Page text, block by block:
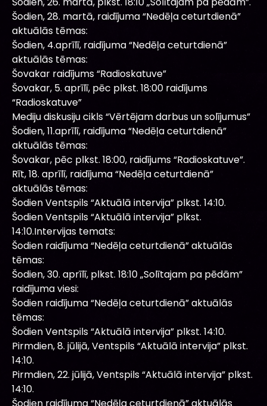
Šodien, 28. martā, raidījuma “Nedēļa ceturtdienā”
aktuālās tēmas:
Šodien, 4.aprīlī, raidījuma “Nedēļa ceturtdienā”
aktuālās tēmas:
Šovakar raidījums “Radioskatuve”
Šovakar, 5. aprīlī, pēc plkst. 18:00 raidījums
“Radioskatuve”
Mediju diskusiju cikls “Vērtējam darbus un solījumus”
Šodien, 11.aprīlī, raidījuma “Nedēļa ceturtdienā”
aktuālās tēmas:
Šovakar, pēc plkst. 18:00, raidījums “Radioskatuve”.
Rīt, 18. aprīlī, raidījuma “Nedēļa ceturtdienā”
aktuālās tēmas:
Šodien Ventspils “Aktuālā intervija” plkst. 14:10.
Šodien Ventspils “Aktuālā intervija” plkst.
14:10.Intervijas temats:
Šodien raidījuma “Nedēļa ceturtdienā” aktuālās
tēmas:
Šodien, 30. aprīlī, plkst. 18:10 „Solītajam pa pēdām”
raidījuma viesi:
Šodien raidījuma “Nedēļa ceturtdienā” aktuālās
tēmas:
Šodien Ventspils “Aktuālā intervija” plkst. 14:10.
Pirmdien, 8. jūlijā, Ventspils “Aktuālā intervija” plkst.
14:10.
Pirmdien, 22. jūlijā, Ventspils “Aktuālā intervija” plkst.
14:10.
Šodien raidījuma “Nedēļa ceturtdienā” aktuālās